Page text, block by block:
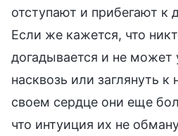
отступают и прибегают к
Если же кажется, что
догадывается и не может
насквозь или заглянуть
своем сердце они еще
что интуиция их не